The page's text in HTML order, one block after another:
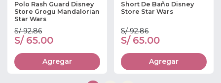
Polo Rash Guard Disney
Store Grogu Mandalorian
Star Wars
S/ 92.86
S/ 65.00
Agregar
Short De Baño Disney
Store Star Wars
S/ 92.86
S/ 65.00
Agregar